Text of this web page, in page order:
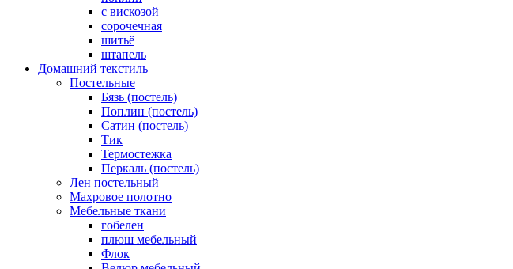
с вискозой
сорочечная
шитьё
штапель
Домашний текстиль
Постельные
Бязь (постель)
Поплин (постель)
Сатин (постель)
Тик
Термостежка
Перкаль (постель)
Лен постельный
Махровое полотно
Мебельные ткани
гобелен
плюш мебельный
Флок